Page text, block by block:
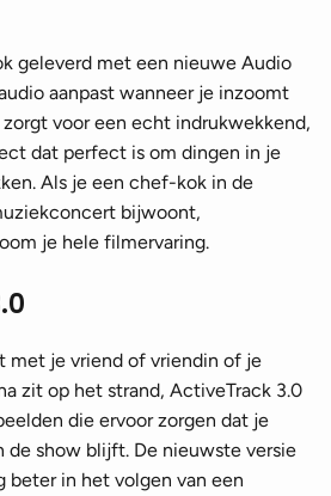
geleverd met een nieuwe Audio
aanpast wanneer je inzoomt
voor een echt indrukwekkend,
dat perfect is om dingen in je
Als je een chef-kok in de
bijwoont,
je hele filmervaring.
met je vriend of vriendin of je
zit op het strand, ActiveTrack 3.0
die ervoor zorgen dat je
de show blijft. De nieuwste versie
beter in het volgen van een